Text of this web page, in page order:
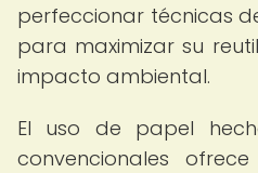
perfeccionar técnicas
para maximizar su
impacto ambiental.
El uso de papel
convencionales